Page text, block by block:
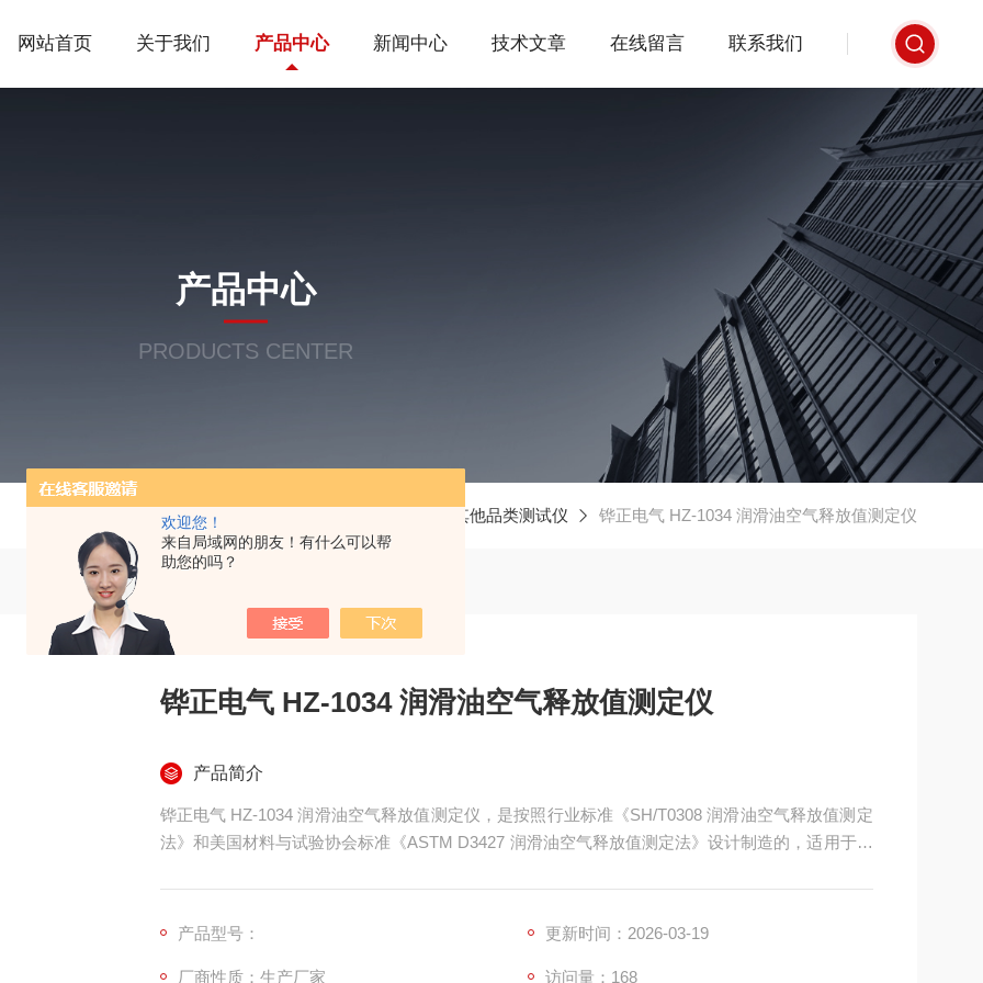
欢迎您！
来自局域网的朋友！有什么可以帮
助您的吗？
网站首页 关于我们 产品中心 新闻中心 技术文章 在线留言 联系我们
产品中心
PRODUCTS CENTER
当前位置：首页 其他品类测试仪 铧正电气 HZ-1034 润滑油空气释放值测定仪
铧正电气 HZ-1034 润滑油空气释放值测定仪
产品简介
铧正电气 HZ-1034 润滑油空气释放值测定仪，是按照行业标准《SH/T0308 润滑油空气释放值测定
法》和美国材料与试验协会标准《ASTM D3427 润滑油空气释放值测定法》设计制造的，适用于在
产品型号：
更新时间：2026-03-19
厂商性质：生产厂家 访问量：168